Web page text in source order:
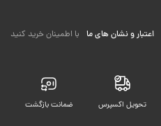
اعتبار و نشان های ما با اطمینان خرید کنید
تحویل اکسپرس ضمانت بازگشت